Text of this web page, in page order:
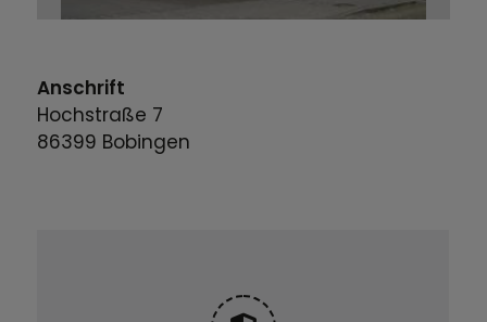
Anschrift
Hochstraße 7
86399 Bobingen